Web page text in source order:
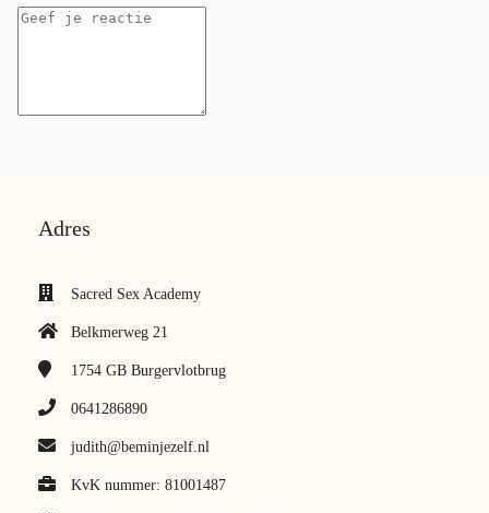
Adres
Sacred Sex Academy
Belkmerweg 21
1754 GB Burgervlotbrug
0641286890
judith@beminjezelf.nl
KvK nummer: 81001487